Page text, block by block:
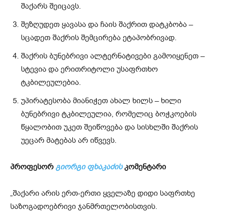
შაქარს შეიცავს.
შეზღუდეთ ყავასა და ჩაის შაქრით დატკბობა –
სცადეთ შაქრის შემცირება ეტაპობრივად.
შაქრის ბუნებრივი ალტერნატივები გამოიყენეთ –
სტევია და ერითრიტოლი უსაფრთხო
ტკბილეულებია.
უპირატესობა მიანიჭეთ ახალ ხილს – ხილი
ბუნებრივი ტკბილეულია, რომელიც ბოჭკოების
წყალობით უკეთ შეიწოვება და სისხლში შაქრის
უეცარ მატებას არ იწვევს.
პროფესორგიორგი ფხაკაძისკომენტარი
„შაქარი არის ერთ-ერთი ყველაზე დიდი საფრთხე
საზოგადოებრივი ჯანმრთელობისთვის.